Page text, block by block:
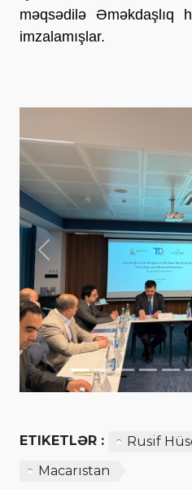
məqsədilə Əməkdaşlıq
imzalamışlar.
Previous
ETIKETLƏR :
Rusif
Macarıstan